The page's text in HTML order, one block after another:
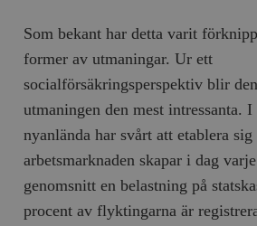
Som bekant har detta varit
former av utmaningar. Ur ett
socialförsäkringsperspektiv blir
utmaningen den mest intressanta.
nyanlända har svårt att etablera sig
arbetsmarknaden skapar i dag
genomsnitt en belastning på
procent av flyktingarna är